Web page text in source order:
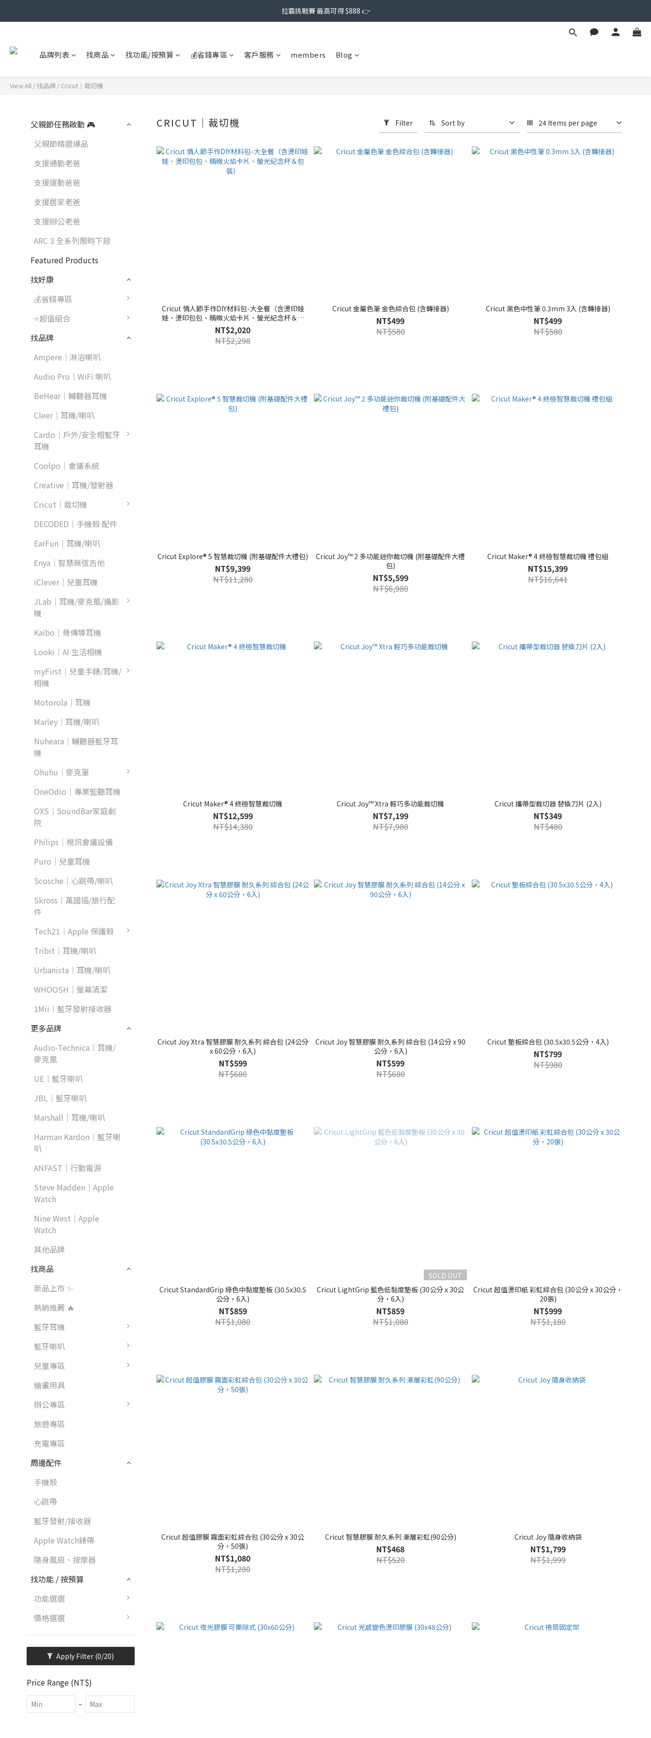
拉霸挑戰賽 最高可得 $888 👉
品牌列表 找商品 找功能/按預算 💰省錢專區 客戶服務 members Blog
View All /找品牌 / Cricut｜裁切機
父親節任務啟動 🎮
父親節精選爆品
支援通勤老爸
支援運動爸爸
支援居家老爸
支援辦公老爸
ARC 3 全系列限時下殺
Featured Products
找好康
💰省錢專區
⭐超值組合
找品牌
Ampere｜淋浴喇叭
Audio Pro｜WiFi 喇叭
BeHear｜輔聽器耳機
Cleer｜耳機/喇叭
Cardo｜戶外/安全帽藍牙
耳機
Coolpo｜會議系統
Creative｜耳機/發射器
Cricut｜裁切機
DECODED｜手機殼 配件
EarFun｜耳機/喇叭
Enya｜智慧無弦吉他
iClever｜兒童耳機
JLab｜耳機/麥克風/攝影
機
Kaibo｜骨傳導耳機
Looki｜AI 生活相機
myFirst｜兒童手錶/耳機/
相機
Motorola｜耳機
Marley｜耳機/喇叭
Nuheara｜輔聽器藍牙耳
機
Ohuhu｜麥克筆
OneOdio｜專業監聽耳機
OXS｜SoundBar家庭劇
院
Philips｜視訊會議設備
Puro｜兒童耳機
Scosche｜心跳帶/喇叭
Skross｜萬國插/旅行配
件
Tech21｜Apple 保護殼
Tribit｜耳機/喇叭
Urbanista｜耳機/喇叭
WHOOSH｜螢幕清潔
1Mii｜藍牙發射接收器
更多品牌
Audio-Technica｜耳機/
麥克風
UE｜藍牙喇叭
JBL｜藍牙喇叭
Marshall｜耳機/喇叭
Harman Kardon｜藍牙喇
叭
ANFAST｜行動電源
Steve Madden｜Apple
Watch
Nine West｜Apple
Watch
其他品牌
找商品
新品上市 ✨
熱銷推薦 🔥
藍牙耳機
藍牙喇叭
兒童專區
繪畫用具
辦公專區
旅遊專區
充電專區
周邊配件
手機殼
心跳帶
藍牙發射/接收器
Apple Watch錶帶
隨身風扇、按摩器
找功能 / 按預算
功能選選
價格選選
Apply Filter (0/20)
Price Range (NT$)
~
CRICUT｜裁切機 Filter Sort by 24 Items per page
Cricut 情人節手作DIY材料包-大全餐（含燙印娃
娃、燙印包包、精緻火焰卡片、螢光紀念杯＆包
裝）
NT$2,020
NT$2,298
Cricut 金屬色筆 金色綜合包 (含轉接器)
NT$499
NT$580
Cricut 黑色中性筆 0.3mm 3入 (含轉接器)
NT$499
NT$580
Cricut Explore® 5 智慧裁切機 (附基礎配件大禮包)
NT$9,399
NT$11,280
Cricut Joy™ 2 多功能迷你裁切機 (附基礎配件大禮
包)
NT$5,599
NT$6,980
Cricut Maker® 4 終極智慧裁切機 禮包組
NT$15,399
NT$16,641
Cricut Maker® 4 終極智慧裁切機
NT$12,599
NT$14,380
Cricut Joy™ Xtra 輕巧多功能裁切機
NT$7,199
NT$7,980
Cricut 攜帶型裁切器 替換刀片 (2入)
NT$349
NT$480
Cricut Joy Xtra 智慧膠膜 耐久系列 綜合包 (24公分
x 60公分，6入)
NT$599
NT$680
Cricut Joy 智慧膠膜 耐久系列 綜合包 (14公分 x 90
公分，6入)
NT$599
NT$680
Cricut 墊板綜合包 (30.5x30.5公分，4入)
NT$799
NT$980
Cricut StandardGrip 綠色中黏度墊板 (30.5x30.5
公分，6入)
NT$859
NT$1,080
SOLD OUT
Cricut LightGrip 藍色低黏度墊板 (30公分 x 30公
分，6入)
NT$859
NT$1,080
Cricut 超值燙印紙 彩虹綜合包 (30公分 x 30公分，
20張)
NT$999
NT$1,180
Cricut 超值膠膜 霧面彩虹綜合包 (30公分 x 30公
分，50張)
NT$1,080
NT$1,280
Cricut 智慧膠膜 耐久系列 漸層彩虹(90公分)
NT$468
NT$520
Cricut Joy 隨身收納袋
NT$1,799
NT$1,999